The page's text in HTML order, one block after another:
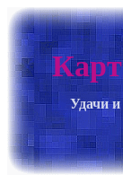
Удачи